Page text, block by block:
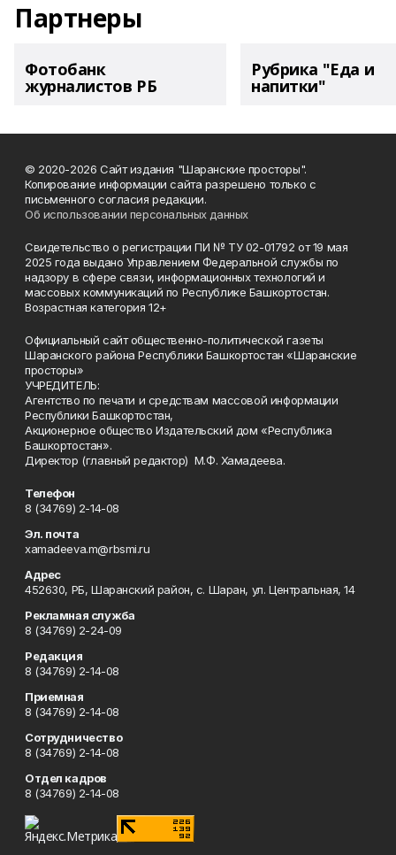
Партнеры
Фотобанк
журналистов РБ
Рубрика "Еда и
напитки"
© 2020-2026 Сайт издания "Шаранские просторы".
Копирование информации сайта разрешено только с
письменного согласия редакции.
Об использовании персональных данных
Свидетельство о регистрации ПИ № ТУ 02-01792 от 19 мая
2025 года выдано Управлением Федеральной службы по
надзору в сфере связи, информационных технологий и
массовых коммуникаций по Республике Башкортостан.
Возрастная категория 12+
Официальный сайт общественно-политической газеты
Шаранского района Республики Башкортостан «Шаранские
просторы»
УЧРЕДИТЕЛЬ:
Агентство по печати и средствам массовой информации
Республики Башкортостан,
Акционерное общество Издательский дом «Республика
Башкортостан».
Директор (главный редактор) М.Ф. Хамадеева.
Телефон
8 (34769) 2-14-08
Эл. почта
xamadeeva.m@rbsmi.ru
Адрес
452630, РБ, Шаранский район, с. Шаран, ул. Центральная, 14
Рекламная служба
8 (34769) 2-24-09
Редакция
8 (34769) 2-14-08
Приемная
8 (34769) 2-14-08
Сотрудничество
8 (34769) 2-14-08
Отдел кадров
8 (34769) 2-14-08